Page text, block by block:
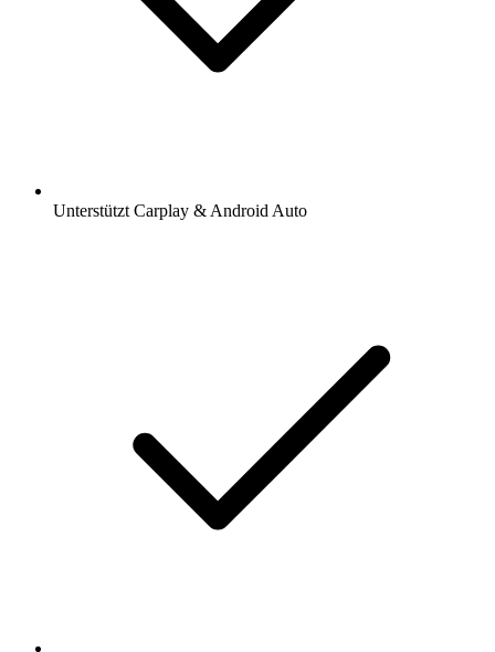
Unterstützt Carplay & Android Auto